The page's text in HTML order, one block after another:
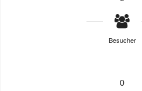
Besucher
0